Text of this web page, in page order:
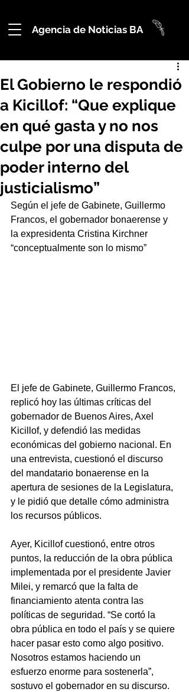
Agencia de Noticias BA
El Gobierno le respondió
a Kicillof: “Que explique
en qué gasta y no nos
culpe por una disputa de
poder interno del
justicialismo”
Según el jefe de Gabinete, Guillermo
Francos, el gobernador bonaerense y
la expresidenta Cristina Kirchner
“conceptualmente son lo mismo”
El jefe de Gabinete, Guillermo Francos,
replicó hoy las últimas críticas del
gobernador de Buenos Aires, Axel
Kicillof, y defendió las medidas
económicas del gobierno nacional. En
una entrevista, cuestionó el discurso
del mandatario bonaerense en la
apertura de sesiones de la Legislatura,
y le pidió que detalle cómo administra
los recursos públicos.
Ayer, Kicillof cuestionó, entre otros
puntos, la reducción de la obra pública
implementada por el presidente Javier
Milei, y remarcó que la falta de
financiamiento atenta contra las
políticas de seguridad. “Se cortó la
obra pública en todo el país y se quiere
hacer pasar esto como algo positivo.
Nosotros estamos haciendo un
esfuerzo enorme para sostenerla”,
sostuvo el gobernador en su discurso.